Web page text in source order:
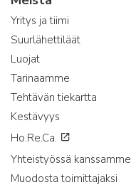
Yritys ja tiimi
Suurlähettiläät
Luojat
Tarinaamme
Tehtävän tiekartta
Kestävyys
Ho.Re.Ca.
Yhteistyössä kanssamme
Muodosta toimittajaksi